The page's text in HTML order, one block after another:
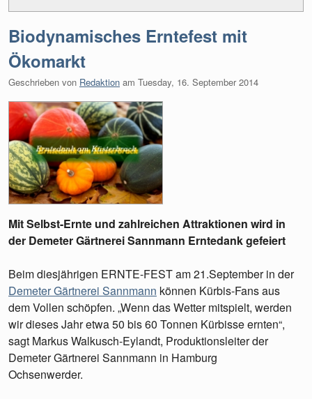
Biodynamisches Erntefest mit
Ökomarkt
Geschrieben von Redaktion am Tuesday, 16. September 2014
Mit Selbst-Ernte und zahlreichen Attraktionen wird in
der Demeter Gärtnerei Sannmann Erntedank gefeiert
Beim diesjährigen ERNTE-FEST am 21.September in der
Demeter Gärtnerei Sannmann können Kürbis-Fans aus
dem Vollen schöpfen. „Wenn das Wetter mitspielt, werden
wir dieses Jahr etwa 50 bis 60 Tonnen Kürbisse ernten“,
sagt Markus Walkusch-Eylandt, Produktionsleiter der
Demeter Gärtnerei Sannmann in Hamburg
Ochsenwerder.